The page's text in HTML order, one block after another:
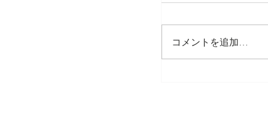
員に就任
男女共同参画推進連
しました。 有識者
コメントを追加…